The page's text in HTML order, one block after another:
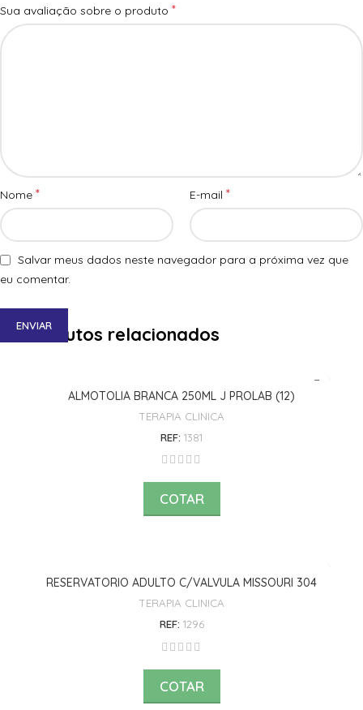
Sua avaliação sobre o produto *
Nome * E-mail *
Salvar meus dados neste navegador para a próxima vez que
eu comentar.
Produtos relacionados
ALMOTOLIA BRANCA 250ML J PROLAB (12)
TERAPIA CLINICA
REF: 1381
COTAR
RESERVATORIO ADULTO C/VALVULA MISSOURI 304
TERAPIA CLINICA
REF: 1296
COTAR